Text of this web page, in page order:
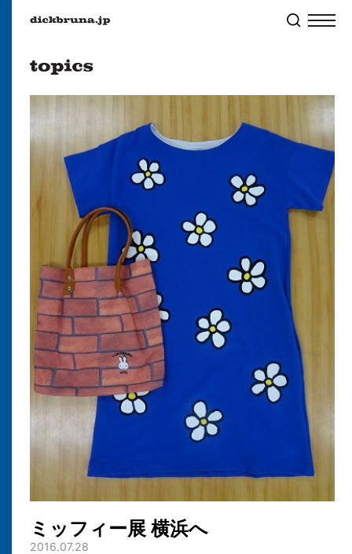
ミッフィー展 横浜へ
2016.07.28